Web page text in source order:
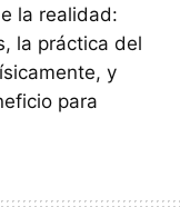
la realidad:
la práctica del
y
para